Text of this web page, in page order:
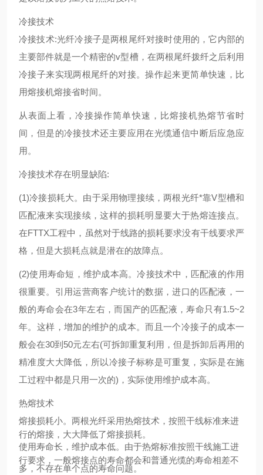
冷接技术
冷接技术:光纤冷接子是两根尾纤对接时使用的，它内部的
主要部件就是一个精密的v型槽，在两根尾纤拨纤之后利用
冷接子来实现两根尾纤的对接。操作起来更简单快速，比
用熔接机熔接省时间。
从表面上看，冷接操作简单快速，比熔接机热熔节省时
间，但是的冷接技术还主要应用在光缆通信中断后应急应
用。
冷接技术存在明显缺陷:
(1)冷接损耗大。由于采用物理接续，两根光纤*靠V型槽和
匹配液来实现接续，这样的损耗明显要大于热熔连接点。
在FTTX工程中，虽然对于线路的损耗要求没有干线要求严
格，但是大损耗点就是潜在的故障点。
(2)使用寿命短，维护成本高。冷接技术中，匹配液的作用
很重要。引用运营商客户统计的数据，进口的匹配液，一
般的寿命会在3年左右，而国产的匹配液，寿命只有1.5~2
年。这样，增加的维护的成本。而且一个冷接子的成本一
般会在30到50元左右(可拆卸重复利用，但是拆卸后再用的
精准度大大降低，所以冷接子标称是可重复，实际是在施
工过程中都是只用一次的)，实际使用维护成本高。
热熔技术
熔接损耗小。两根光纤采用热熔技术，按照干线标准来进
行的熔接，大大降低了熔接损耗。
使用寿命长，维护成本低。由于热熔标准按照干线施工进
行要求，一般熔接点的寿命都会和普通光缆的寿命相差不
多，不存在单个点的寿命问题。